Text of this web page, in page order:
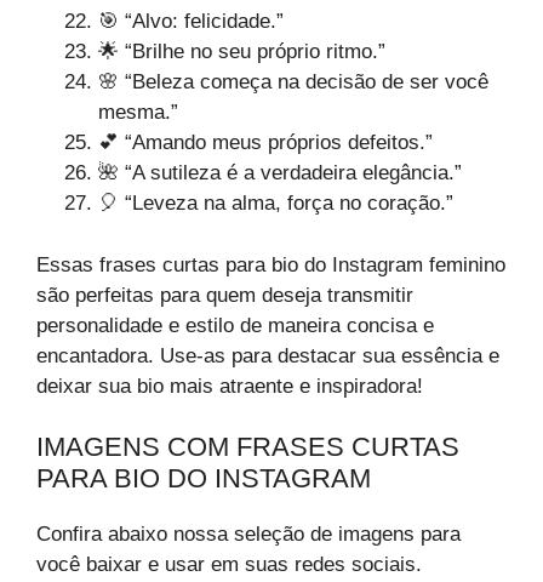
🎯 “Alvo: felicidade.”
🌟 “Brilhe no seu próprio ritmo.”
🌸 “Beleza começa na decisão de ser você
mesma.”
💕 “Amando meus próprios defeitos.”
🌺 “A sutileza é a verdadeira elegância.”
🎈 “Leveza na alma, força no coração.”
Essas frases curtas para bio do Instagram feminino
são perfeitas para quem deseja transmitir
personalidade e estilo de maneira concisa e
encantadora. Use-as para destacar sua essência e
deixar sua bio mais atraente e inspiradora!
IMAGENS COM FRASES CURTAS
PARA BIO DO INSTAGRAM
Confira abaixo nossa seleção de imagens para
você baixar e usar em suas redes sociais.